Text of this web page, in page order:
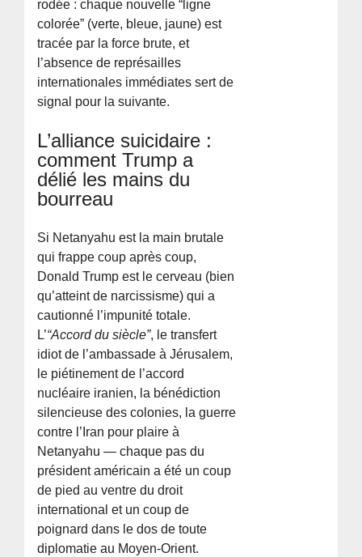
rodée : chaque nouvelle “ligne
colorée” (verte, bleue, jaune) est
tracée par la force brute, et
l’absence de représailles
internationales immédiates sert de
signal pour la suivante.
L’alliance suicidaire :
comment Trump a
délié les mains du
bourreau
Si Netanyahu est la main brutale
qui frappe coup après coup,
Donald Trump est le cerveau (bien
qu’atteint de narcissisme) qui a
cautionné l’impunité totale.
L’“Accord du siècle”, le transfert
idiot de l’ambassade à Jérusalem,
le piétinement de l’accord
nucléaire iranien, la bénédiction
silencieuse des colonies, la guerre
contre l’Iran pour plaire à
Netanyahu — chaque pas du
président américain a été un coup
de pied au ventre du droit
international et un coup de
poignard dans le dos de toute
diplomatie au Moyen-Orient.